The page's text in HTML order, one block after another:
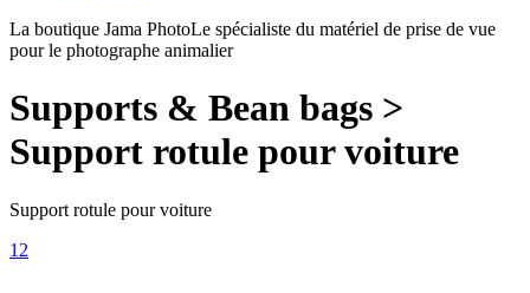
La boutique Jama PhotoLe spécialiste du matériel de prise de vue
pour le photographe animalier
Supports & Bean bags >
Support rotule pour voiture
Support rotule pour voiture
1 2